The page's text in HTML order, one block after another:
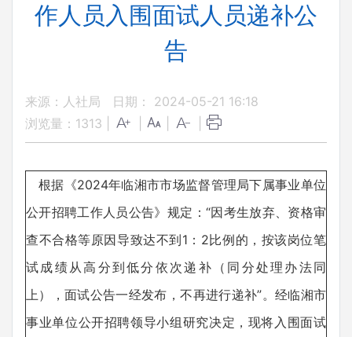
作人员入围面试人员递补公
告
来源：人社局
日期： 2024-05-21 16:18
浏览量： 1313
根据《2024年临湘市市场监督管理局下属事业单位
公开招聘工作人员公告》规定：“因考生放弃、资格审
查不合格等原因导致达不到1：2比例的，按该岗位笔
试成绩从高分到低分依次递补（同分处理办法同
上），面试公告一经发布，不再进行递补”。经临湘市
事业单位公开招聘领导小组研究决定，现将入围面试